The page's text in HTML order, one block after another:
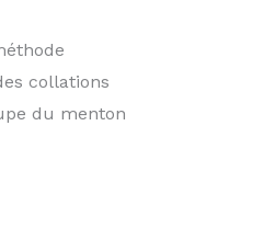
collations
du menton